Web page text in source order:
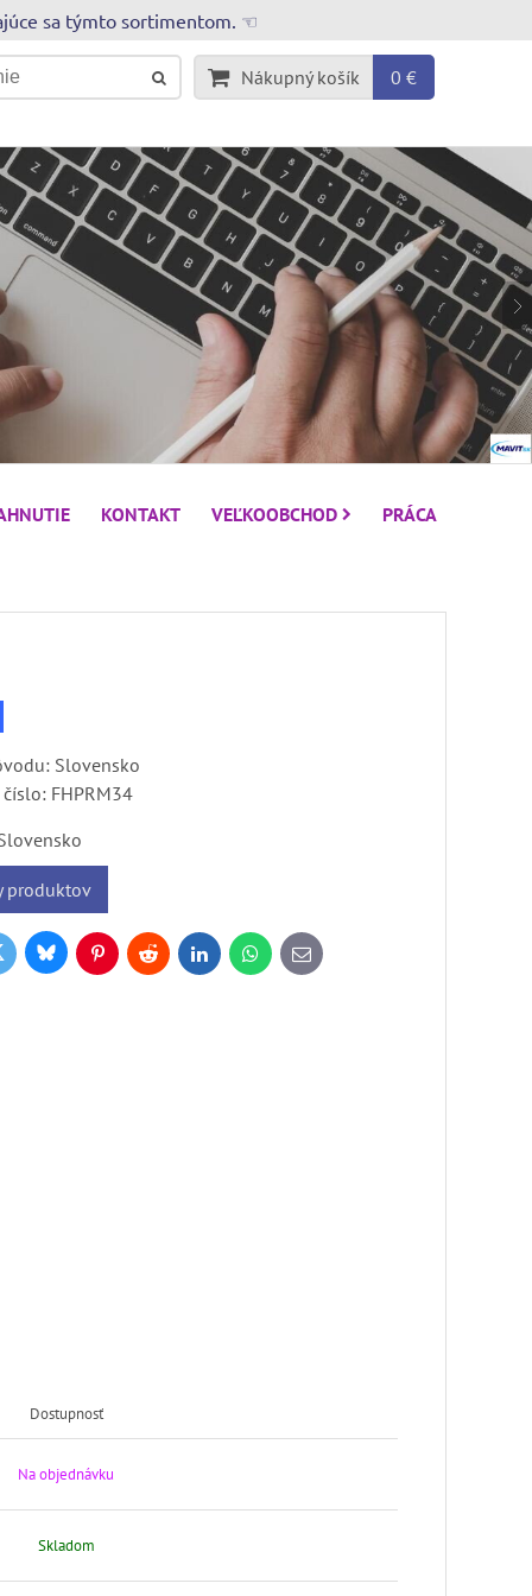
sa týmto sortimentom. ☜
Nákupný košík 0 €
KONTAKT VEĽKOOBCHOD PRÁCA
Slovensko
FHPRM34
produktov
BlueskyPinterestReddit LinkedInWhatsApp
E-
mail
Dostupnosť
Na objednávku
Skladom